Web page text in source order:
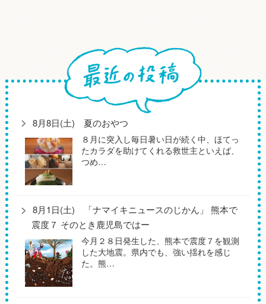
8月8日(土) 夏のおやつ
８月に突入し毎日暑い日が続く中、ほてっ
たカラダを助けてくれる救世主といえば、
つめ…
8月1日(土) 「ナマイキニュースのじかん」 熊本で
震度７ そのとき鹿児島ではー
今月２８日発生した、熊本で震度７を観測
した大地震。県内でも、強い揺れを感じ
た。熊…